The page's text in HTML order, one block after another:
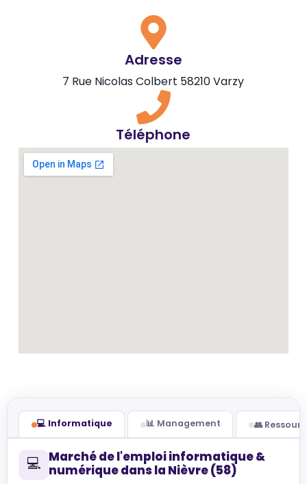
Adresse
7 Rue Nicolas Colbert 58210 Varzy
Téléphone
💻 Informatique 📊 Management 👥
💻 Marché de l'emploi informatique &
numérique dans la Nièvre (58)